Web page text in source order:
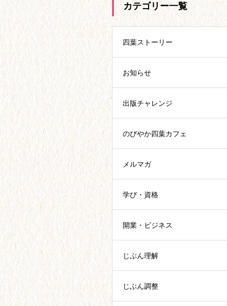
カテゴリー一覧
四葉ストーリー
お知らせ
出版チャレンジ
のびやか四葉カフェ
メルマガ
学び・資格
開業・ビジネス
じぶん理解
じぶん調整